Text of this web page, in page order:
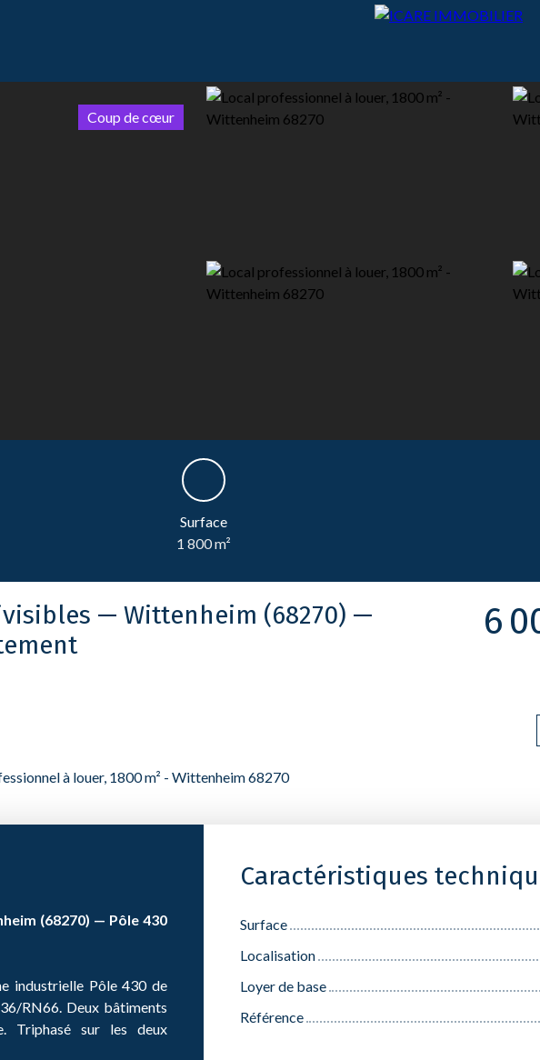
Coup de cœur
Surface
1 800m²
— Wittenheim (68270) —
6
à louer, 1800 m² - Wittenheim 68270
(68270) — Pôle 430
industrielle Pôle 430 de
RN66. Deux bâtiments
Triphasé sur les deux
Caractéristiques
Surface
Localisation
Loyer de base
Référence